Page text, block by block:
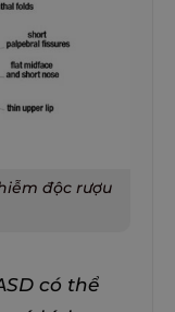
độc rượu
có thể